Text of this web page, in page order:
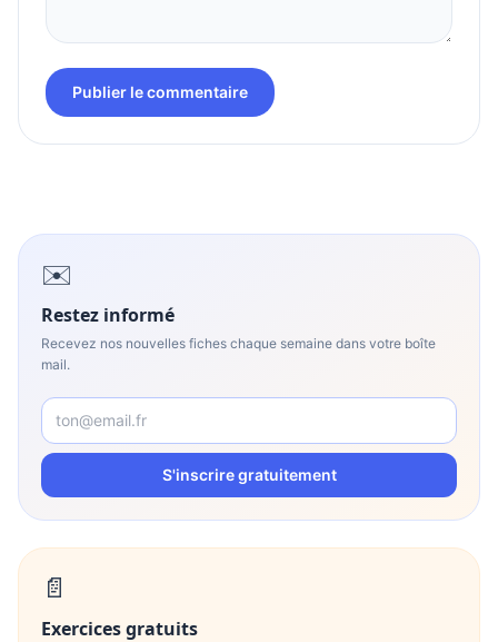
Publier le commentaire
✉️
Restez informé
Recevez nos nouvelles fiches chaque semaine dans votre boîte
mail.
S'inscrire gratuitement
📄
Exercices gratuits